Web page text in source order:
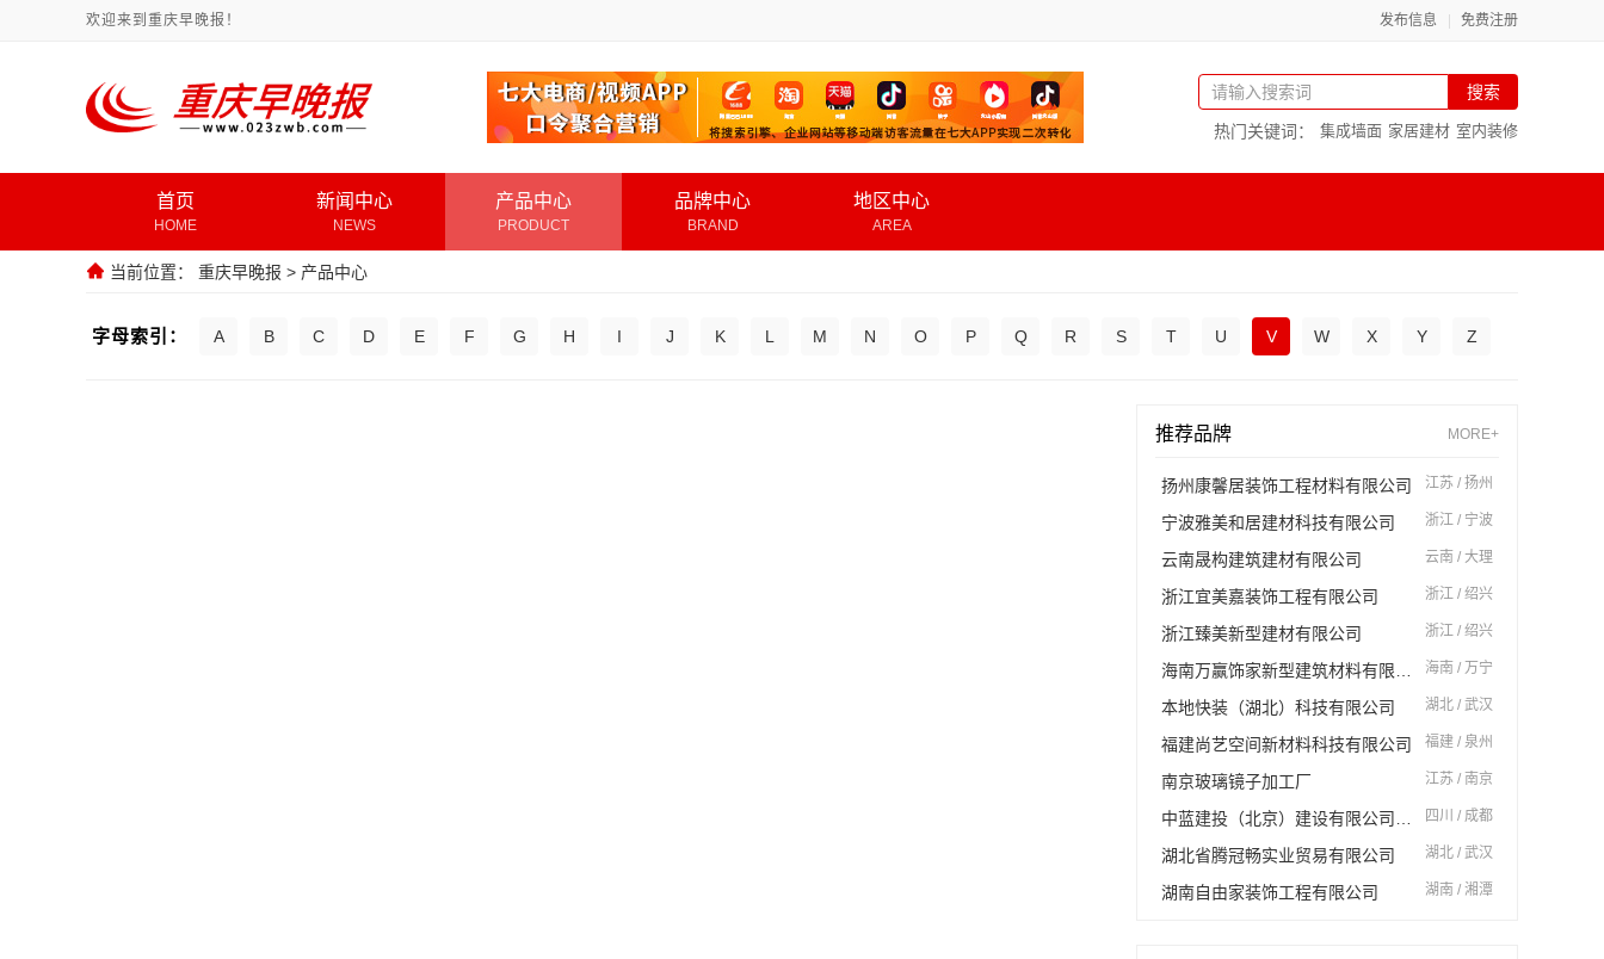
欢迎来到重庆早晚报！ 发布信息 免费注册
搜索
热门关键词： 集成墙面 家居建材 室内装修
首页
HOME
新闻中心
NEWS
产品中心
PRODUCT
品牌中心
BRAND
地区中心
AREA
当前位置： 重庆早晚报 > 产品中心
字母索引： A B C D E F G H I J K L M N O P Q R S T U V W X Y Z
推荐品牌 MORE+
扬州康馨居装饰工程材料有限公司 江苏 / 扬州
宁波雅美和居建材科技有限公司 浙江 / 宁波
云南晟构建筑建材有限公司 云南 / 大理
浙江宜美嘉装饰工程有限公司 浙江 / 绍兴
浙江臻美新型建材有限公司 浙江 / 绍兴
海南 / 万宁
本地快装（湖北）科技有限公司 湖北 / 武汉
福建尚艺空间新材料科技有限公司 福建 / 泉州
南京玻璃镜子加工厂 江苏 / 南京
四川 / 成都
湖北省腾冠畅实业贸易有限公司 湖北 / 武汉
湖南自由家装饰工程有限公司 湖南 / 湘潭